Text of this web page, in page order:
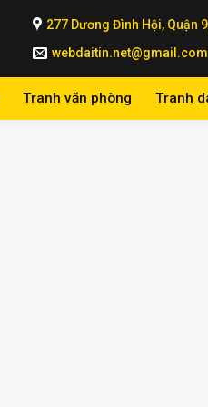
277 Dương Đình Hội, Quận
webdaitin.net@gmail.com
Tranh văn phòng Tranh